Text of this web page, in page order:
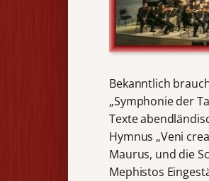
Bekanntlich
„Symphonie der
Texte
Hymnus „Veni
Maurus, und die
Mephistos